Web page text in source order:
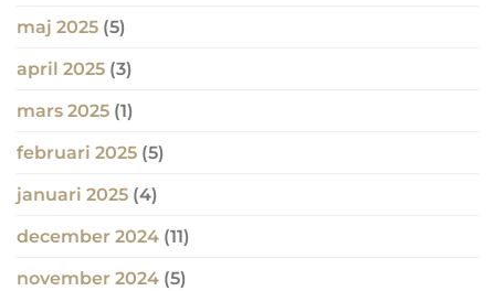
maj 2025 (5)
april 2025 (3)
mars 2025 (1)
februari 2025 (5)
januari 2025 (4)
december 2024 (11)
november 2024 (5)